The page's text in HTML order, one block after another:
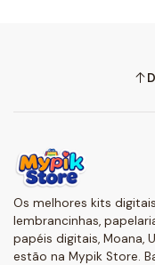
Os melhores kits
lembrancinhas,
papéis digitais, Moana,
estão na Mypik Store.